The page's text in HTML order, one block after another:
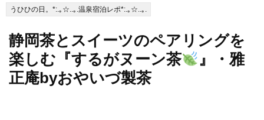
うひひの日。*:.｡☆..｡.温泉宿泊レポ*:.｡☆..｡.
静岡茶とスイーツのペアリングを
楽しむ『するがヌーン茶
』・雅
正庵byおやいづ製茶